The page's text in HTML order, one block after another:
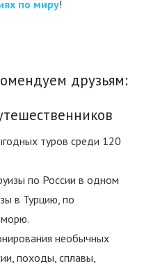
по миру!
друзьям:
туров среди 120
по России в одном
в Турцию, по
морю.
необычных
походы, сплавы,